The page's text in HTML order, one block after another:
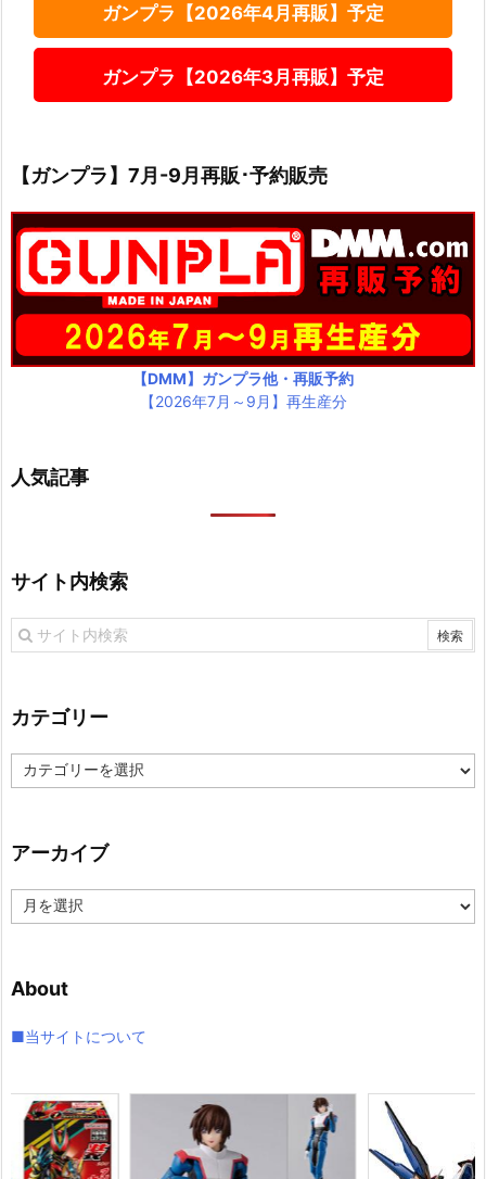
ガンプラ【2026年4月再販】予定
ガンプラ【2026年3月再販】予定
【ガンプラ】7月-9月再販･予約販売
【DMM】ガンプラ他・再販予約
【2026年7月～9月】再生産分
人気記事
サイト内検索
カテゴリー
カ
テ
ー
アーカイブ
ー
ブ
About
■当サイトについて